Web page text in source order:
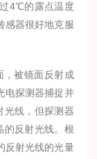
4℃的露点温度
感器很好地克服
被镜面反射成
电探测器捕捉并
光线，但探测器
的反射光线。根
反射光线的光量